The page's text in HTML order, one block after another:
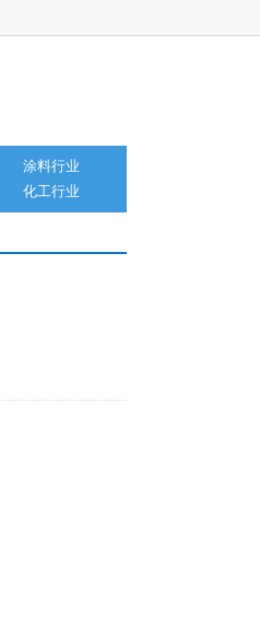
涂料行业
化工行业